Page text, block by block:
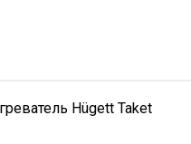
Hügett Taket